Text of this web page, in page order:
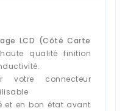
LCD (Côté Carte
qualité finition
votre connecteur
et en bon état avant